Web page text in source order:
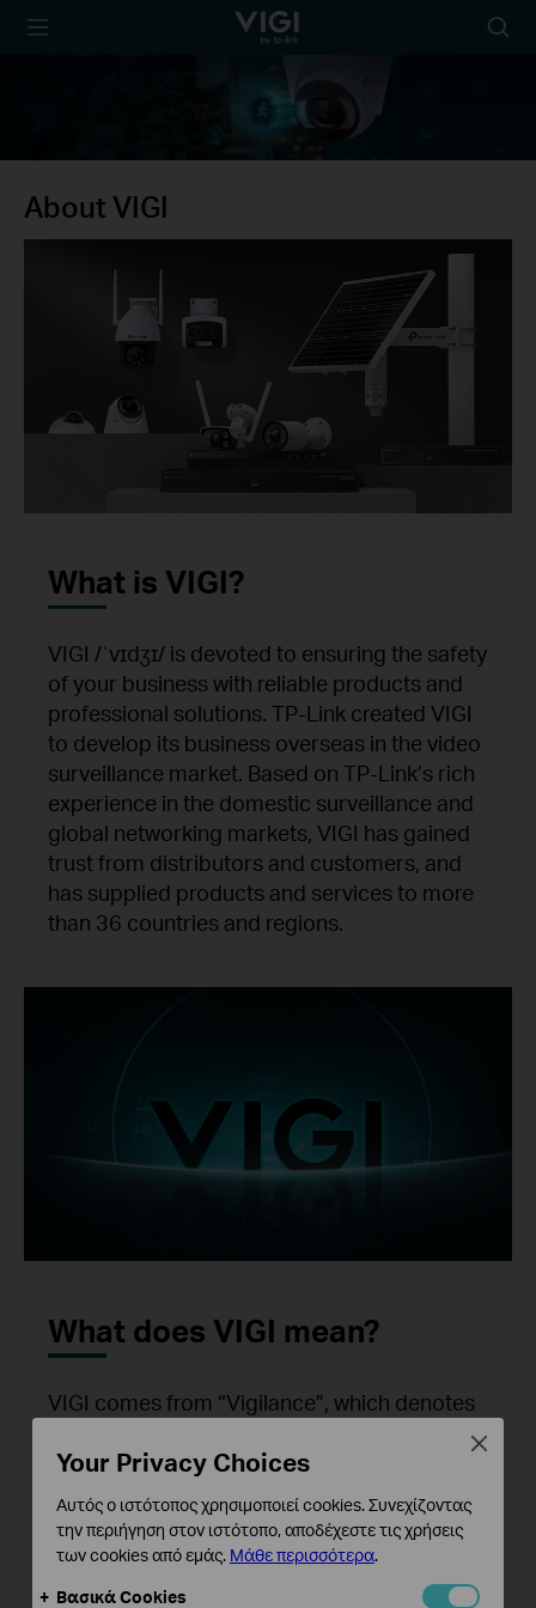
TP-Link, Reliably
About VIGI
What is VIGI?
VIGI /ˈvɪdʒɪ/ is devoted to ensuring the safety
of your business with reliable products and
professional solutions. TP-Link created VIGI
to develop its business overseas in the video
surveillance market. Based on TP-Link’s rich
experience in the domestic surveillance and
global networking markets, VIGI has gained
trust from distributors and customers, and
has supplied products and services to more
than 36 countries and regions.
What does VIGI mean?
VIGI comes from “Vigilance”, which denotes
constant awareness and alertness necessary
to secure premises. The name demonstrates
our commitment to providing continuous,
structured watchfulness with a professional
and reliable security approach.
Your Privacy Choices
Αυτός ο ιστότοπος χρησιμοποιεί cookies. Συνεχίζοντας
την περιήγηση στον ιστότοπο, αποδέχεστε τις χρήσεις
των cookies από εμάς. Μάθε περισσότερα.
Βασικά Cookies
Close